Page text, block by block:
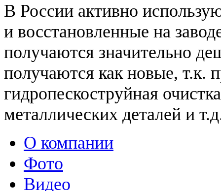
В России активно
и восстановленные на
получаются значительно
получаются как новые, т.к.
гидропескоструйная
металлических деталей и
О компании
Фото
Видео